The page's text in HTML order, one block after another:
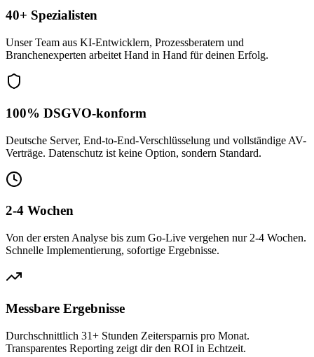
40+ Spezialisten
Unser Team aus KI-Entwicklern, Prozessberatern und
Branchenexperten arbeitet Hand in Hand für deinen Erfolg.
100% DSGVO-konform
Deutsche Server, End-to-End-Verschlüsselung und vollständige AV-
Verträge. Datenschutz ist keine Option, sondern Standard.
2-4 Wochen
Von der ersten Analyse bis zum Go-Live vergehen nur 2-4 Wochen.
Schnelle Implementierung, sofortige Ergebnisse.
Messbare Ergebnisse
Durchschnittlich 31+ Stunden Zeitersparnis pro Monat.
Transparentes Reporting zeigt dir den ROI in Echtzeit.